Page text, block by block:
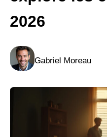
2026
Gabriel Moreau